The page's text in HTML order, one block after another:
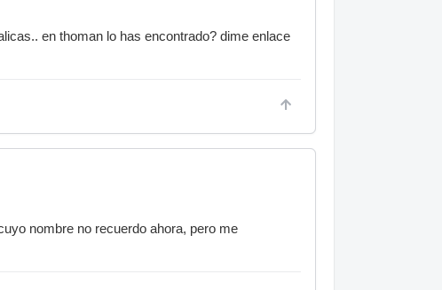
en thoman lo has encontrado? dime enlace
nombre no recuerdo ahora, pero me